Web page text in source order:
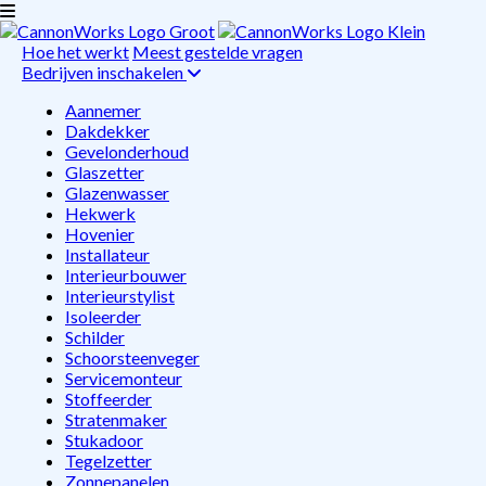
Hoe het werkt Meest gestelde vragen
Bedrijven inschakelen
Aannemer
Dakdekker
Gevelonderhoud
Glaszetter
Glazenwasser
Hekwerk
Hovenier
Installateur
Interieurbouwer
Interieurstylist
Isoleerder
Schilder
Schoorsteenveger
Servicemonteur
Stoffeerder
Stratenmaker
Stukadoor
Tegelzetter
Zonnepanelen